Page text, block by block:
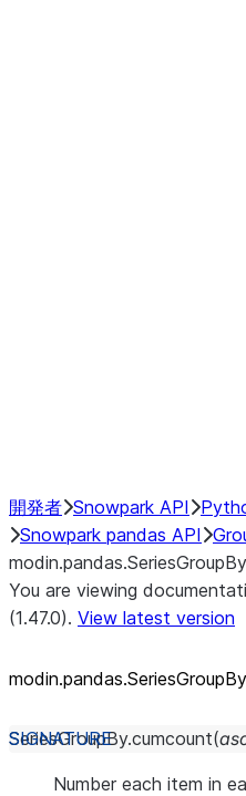
開発者 Snowpark API
Snowpark pandas API
You are viewing
(1.47.0). View latest version
SeriesGroupBy.cumcount(
Number each item in